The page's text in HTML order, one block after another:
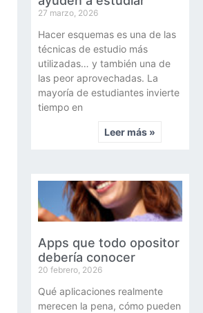
27 marzo, 2026
Hacer esquemas es una de las
técnicas de estudio más
utilizadas… y también una de
las peor aprovechadas. La
mayoría de estudiantes invierte
tiempo en
Leer más »
Apps que todo opositor
debería conocer
20 febrero, 2026
Qué aplicaciones realmente
merecen la pena, cómo pueden